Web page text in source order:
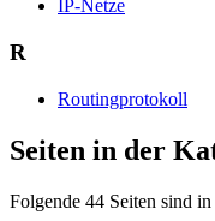
IP-Netze
R
Routingprotokoll
Seiten in der
Folgende 44 Seiten sind